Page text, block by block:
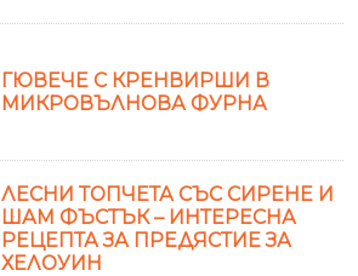
ГЮВЕЧЕ С КРЕНВИРШИ В
МИКРОВЪЛНОВА ФУРНА
ЛЕСНИ ТОПЧЕТА СЪС СИРЕНЕ И
ШАМ ФЪСТЪК – ИНТЕРЕСНА
РЕЦЕПТА ЗА ПРЕДЯСТИЕ ЗА
ХЕЛОУИН